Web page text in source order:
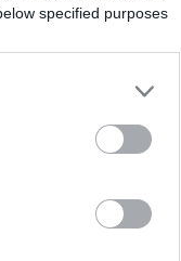
specified purposes